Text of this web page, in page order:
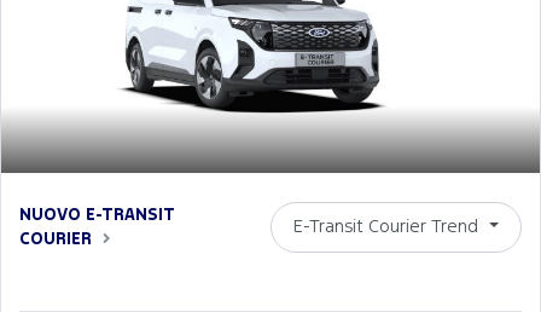
NUOVO E-TRANSIT
COURIER
E-Transit Courier Trend